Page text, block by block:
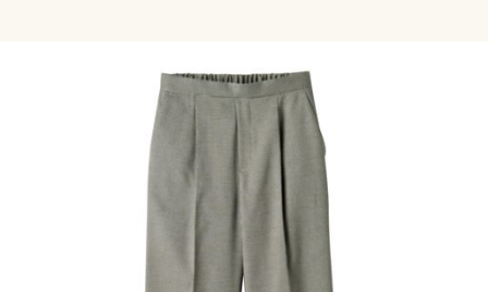
ジュニア・ティーンズ下着
メンズファッション
寝具・インテリア・家具
寝具・インテリア・家具通販すべて
ジュニア・ティーンズ下着
キッチン・雑貨・日用品
寝具・インテリア・家具通販すべて
カーテン・ラグ・ファブリック
美容・健康通販すべて
制服・スクール
大きいサイズ通販すべて